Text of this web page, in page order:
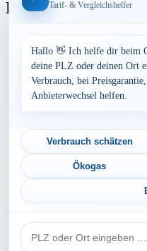
Bundesland
Bayern
Berlin
Brandenburg
Hamburg
Mecklenburg-
Niedersachsen
Nordrhein-Westfalen
Rheinland-Pfalz
Saarland
Sachsen-Anhalt
Tarif- & Vergleichshelfer
Hallo 👋 Ich helfe dir beim
deine PLZ oder deinen Ort
Verbrauch, bei
Anbieterwechsel helfen.
Verbrauch schätzen
Ökogas
PLZ
oder